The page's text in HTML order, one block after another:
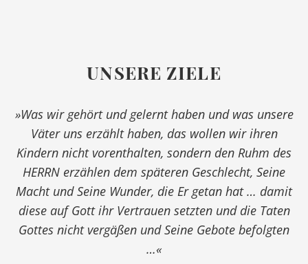
UNSERE ZIELE
»Was wir gehört und gelernt haben und was unsere
Väter uns erzählt haben, das wollen wir ihren
Kindern nicht vorenthalten, sondern den Ruhm des
HERRN erzählen dem späteren Geschlecht, Seine
Macht und Seine Wunder, die Er getan hat … damit
diese auf Gott ihr Vertrauen setzten und die Taten
Gottes nicht vergäßen und Seine Gebote befolgten
…«